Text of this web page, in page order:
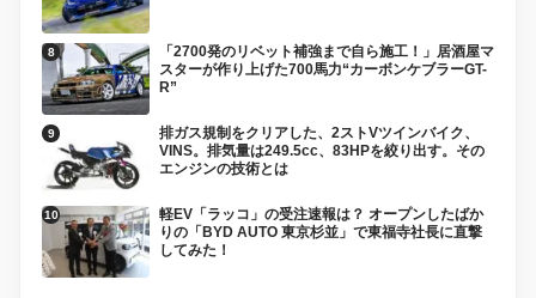
「2700発のリベット補強まで自ら施工！」居酒屋マ
スターが作り上げた700馬力“カーボンケブラーGT-
R”
排ガス規制をクリアした、2ストVツインバイク、
VINS。排気量は249.5cc、83HPを絞り出す。その
エンジンの技術とは
軽EV「ラッコ」の受注速報は？ オープンしたばか
りの「BYD AUTO 東京杉並」で東福寺社長に直撃
してみた！